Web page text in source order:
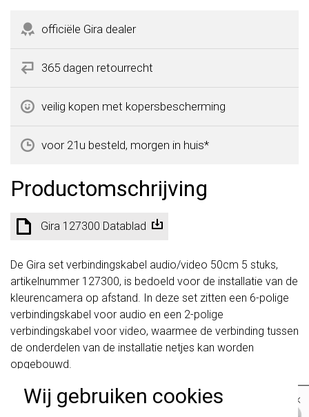
Wij gebruiken cookies
officiële Gira dealer
365 dagen retourrecht
veilig kopen met kopersbescherming
voor 21u besteld, morgen in huis*
Productomschrijving
Gira 127300 Datablad
De Gira set verbindingskabel audio/video 50cm 5 stuks,
artikelnummer 127300, is bedoeld voor de installatie van de
kleurencamera op afstand. In deze set zitten een 6-polige
verbindingskabel voor audio en een 2-polige
verbindingskabel voor video, waarmee de verbinding tussen
de onderdelen van de installatie netjes kan worden
opgebouwd.
De set komt van pas wanneer de kleurencamera verder van×